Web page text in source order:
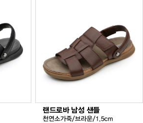
랜드로바 남성 샌들
천연소가죽/브라운/1.5cm